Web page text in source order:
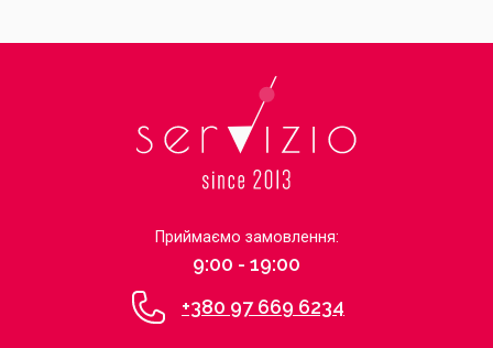
Приймаємо замовлення:
9:00 - 19:00
+380 97 669 6234